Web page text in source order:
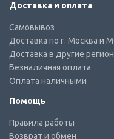
Доставка и оплата
Самовывоз
Доставка по г. Москва и
Доставка в другие
Безналичная оплата
Оплата наличными
Помощь
Правила работы
Возврат и обмен